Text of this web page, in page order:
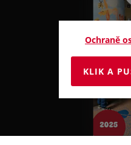
Ochraně
KLIK A